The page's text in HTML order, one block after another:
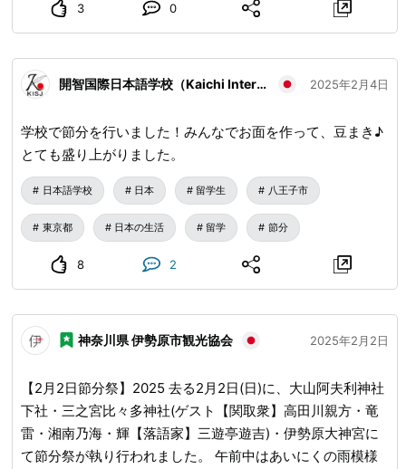
め）」に由来すると言われています 古来から善くないモノ
した その一つがこの「豆まき」なのです 鬼の目である「魔
目（まめ）」に豆をぶつけて「魔滅（まめ）」とする 一見
られてきました それ故にこの習慣は日本文化に根付きまし
た
3 0
開智国際日本語学校（Kaichi International School of Japanese） 2025年2月4日
学校で節分を行いました！みんなでお面を作って、豆まき♪
とても盛り上がりました。
日本語学校 日本 留学生 八王子市
東京都 日本の生活 留学 節分
8 2
神奈川県 伊勢原市観光協会 2025年2月2日
【2月2日節分祭】2025 去る2月2日(日)に、大山阿夫利神社
下社・三之宮比々多神社(ゲスト【関取衆】高田川親方・竜
雷・湘南乃海・輝【落語家】三遊亭遊吉)・伊勢原大神宮に
て節分祭が執り行われました。 午前中はあいにくの雨模様